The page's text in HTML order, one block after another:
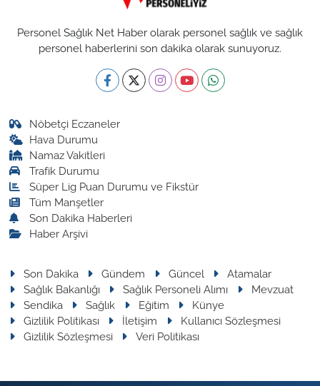
Personel Sağlık Net Haber olarak personel sağlık ve sağlık
personel haberlerini son dakika olarak sunuyoruz.
Nöbetçi Eczaneler
Hava Durumu
Namaz Vakitleri
Trafik Durumu
Süper Lig Puan Durumu ve Fikstür
Tüm Manşetler
Son Dakika Haberleri
Haber Arşivi
Son Dakika Gündem Güncel
Atamalar
Sağlık Bakanlığı
Sağlık Personeli Alımı
Mevzuat
Sendika
Sağlık Eğitim
Künye
Gizlilik Politikası
İletişim
Kullanıcı Sözleşmesi
Gizlilik Sözleşmesi
Veri Politikası